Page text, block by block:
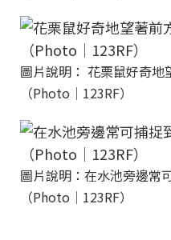
圖片說明： 花栗鼠好奇地
（Photo│123RF）
圖片說明：在水池旁邊常
（Photo│123RF）